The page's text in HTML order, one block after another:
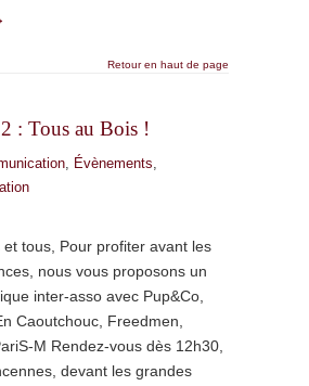
Retour en haut de page
: Tous au Bois !
, Évènements,
tous, Pour profiter avant les
nous vous proposons un
inter-asso avec Pup&Co,
Caoutchouc, Freedmen,
M Rendez-vous dès 12h30,
devant les grandes